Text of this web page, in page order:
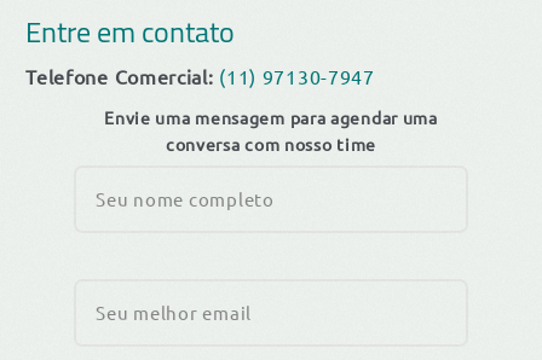
Entre em contato
Telefone Comercial: (11) 97130-7947
Envie uma mensagem para agendar uma
conversa com nosso time